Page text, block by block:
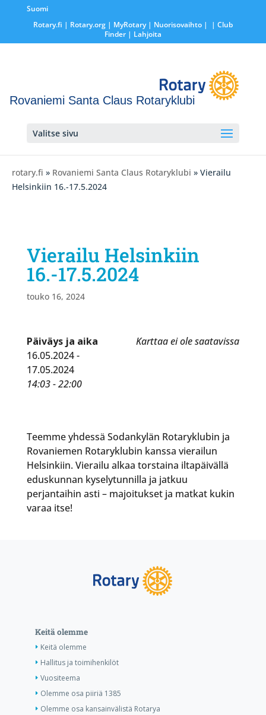
Suomi
Rotary.fi | Rotary.org| MyRotary | Nuorisovaihto|
| Club
Finder| Lahjoita
Rovaniemi Santa Claus Rotaryklubi
Valitse sivu
rotary.fi » Rovaniemi Santa Claus Rotaryklubi » Vierailu
Helsinkiin 16.-17.5.2024
Vierailu Helsinkiin
16.-17.5.2024
touko 16, 2024
Karttaa ei ole saatavissa
Päiväys ja aika
16.05.2024 -
17.05.2024
14:03 - 22:00
Teemme yhdessä Sodankylän Rotaryklubin ja
Rovaniemen Rotaryklubin kanssa vierailun
Helsinkiin. Vierailu alkaa torstaina iltapäivällä
eduskunnan kyselytunnilla ja jatkuu
perjantaihin asti – majoitukset ja matkat kukin
varaa itse!
Keitä olemme
Keitä olemme
Hallitus ja toimihenkilöt
Vuositeema
Olemme osa piiriä 1385
Olemme osa kansainvälistä Rotarya